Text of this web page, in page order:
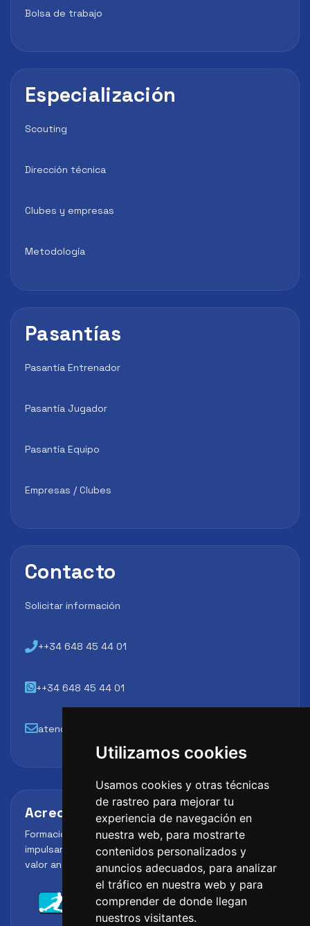
Utilizamos cookies
Usamos cookies y otras técnicas
de rastreo para mejorar tu
experiencia de navegación en
nuestra web, para mostrarte
contenidos personalizados y
anuncios adecuados, para analizar
el tráfico en nuestra web y para
comprender de donde llegan
nuestros visitantes.
Bolsa de trabajo
Especialización
Scouting
Dirección técnica
Clubes y empresas
Metodología
Pasantías
Pasantía Entrenador
Pasantía Jugador
Pasantía Equipo
Empresas / Clubes
Contacto
Solicitar información
++34 648 45 44 01
++34 648 45 44 01
atencion@futbollab.com
Acreditaciones y alianzas
Formación, metodología y reconocimiento para
impulsar el perfil profesional del alumno y reforzar su
valor ante clubes, academias y entidades deportivas.